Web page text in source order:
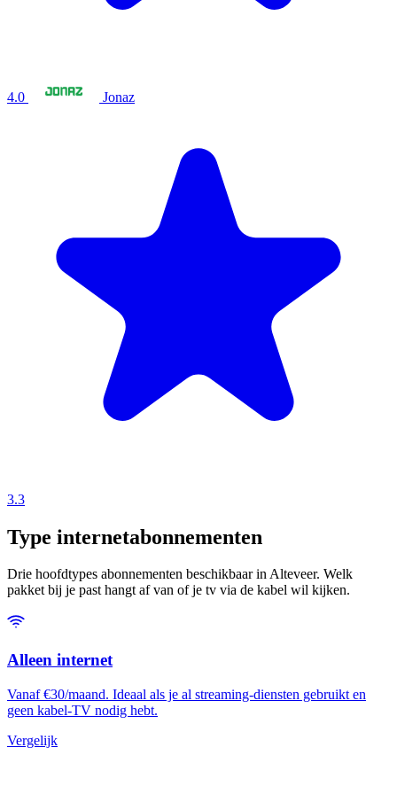
4.0 Jonaz
3.3
Type internetabonnementen
Drie hoofdtypes abonnementen beschikbaar in Alteveer. Welk
pakket bij je past hangt af van of je tv via de kabel wil kijken.
Alleen internet
Vanaf €30/maand. Ideaal als je al streaming-diensten gebruikt en
geen kabel-TV nodig hebt.
Vergelijk